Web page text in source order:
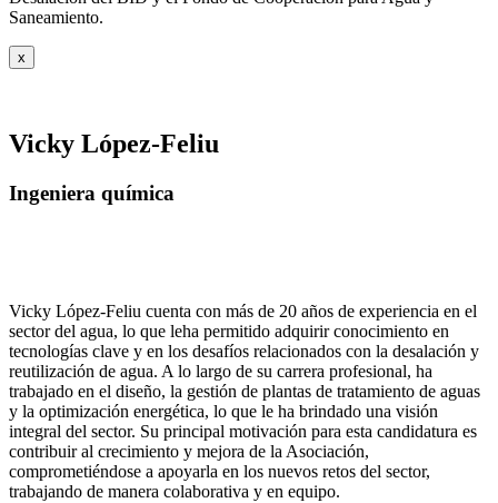
Saneamiento.
x
Vicky López-Feliu
Ingeniera química
Vicky López-Feliu cuenta con más de 20 años de experiencia en el
sector del agua, lo que leha permitido adquirir conocimiento en
tecnologías clave y en los desafíos relacionados con la desalación y
reutilización de agua. A lo largo de su carrera profesional, ha
trabajado en el diseño, la gestión de plantas de tratamiento de aguas
y la optimización energética, lo que le ha brindado una visión
integral del sector. Su principal motivación para esta candidatura es
contribuir al crecimiento y mejora de la Asociación,
comprometiéndose a apoyarla en los nuevos retos del sector,
trabajando de manera colaborativa y en equipo.